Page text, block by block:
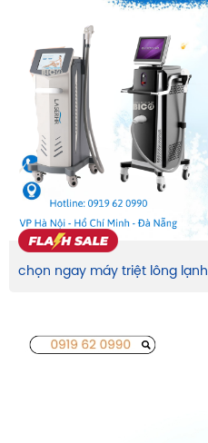
chọn ngay máy triệt lông lạnh